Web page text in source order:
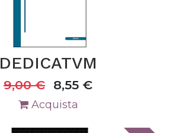
DEDICATVM
9,00€ 8,55 €
Acquista